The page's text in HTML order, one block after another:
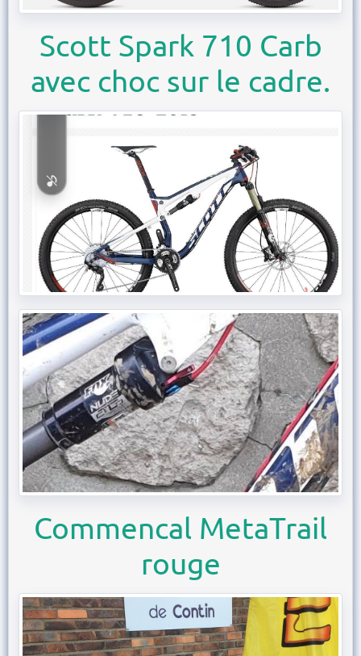
Scott Spark 710 Carb
avec choc sur le cadre.
Commencal MetaTrail
rouge